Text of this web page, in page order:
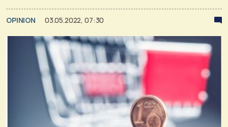
OPINION 03.05.2022, 07:30